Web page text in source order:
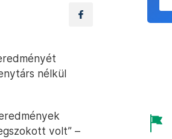
nélkül
volt” –